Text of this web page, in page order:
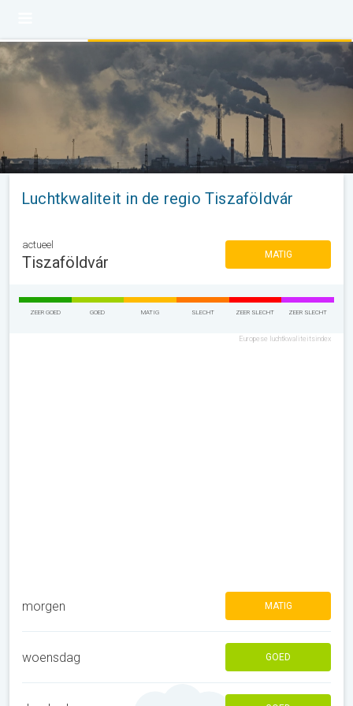
Luchtkwaliteit in de regio Tiszaföldvár
actueel
Tiszaföldvár MATIG
ZEER GOED GOED MATIG SLECHT ZEER SLECHT ZEER SLECHT
Europese luchtkwaliteitsindex
morgen MATIG
woensdag GOED